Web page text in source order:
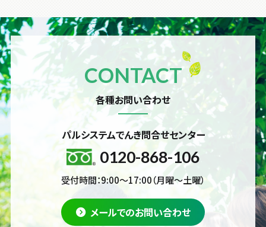
CONTACT
各種お問い合わせ
パルシステムでんき問合せセンター
0120-868-106
受付時間：9:00～17:00（月曜～土曜）
メールでのお問い合わせ